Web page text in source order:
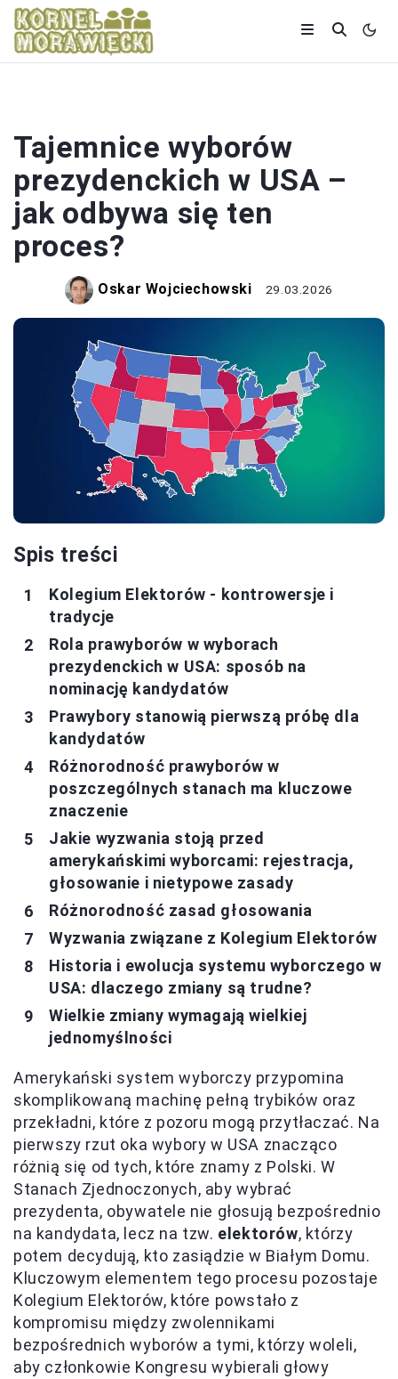
Tajemnice wyborów
prezydenckich w USA –
jak odbywa się ten
proces?
Oskar Wojciechowski 29.03.2026
Spis treści
Kolegium Elektorów - kontrowersje i
tradycje
Rola prawyborów w wyborach
prezydenckich w USA: sposób na
nominację kandydatów
Prawybory stanowią pierwszą próbę dla
kandydatów
Różnorodność prawyborów w
poszczególnych stanach ma kluczowe
znaczenie
Jakie wyzwania stoją przed
amerykańskimi wyborcami: rejestracja,
głosowanie i nietypowe zasady
Różnorodność zasad głosowania
Wyzwania związane z Kolegium Elektorów
Historia i ewolucja systemu wyborczego w
USA: dlaczego zmiany są trudne?
Wielkie zmiany wymagają wielkiej
jednomyślności
Amerykański system wyborczy przypomina
skomplikowaną machinę pełną trybików oraz
przekładni, które z pozoru mogą przytłaczać. Na
pierwszy rzut oka wybory w USA znacząco
różnią się od tych, które znamy z Polski. W
Stanach Zjednoczonych, aby wybrać
prezydenta, obywatele nie głosują bezpośrednio
na kandydata, lecz na tzw. elektorów, którzy
potem decydują, kto zasiądzie w Białym Domu.
Kluczowym elementem tego procesu pozostaje
Kolegium Elektorów, które powstało z
kompromisu między zwolennikami
bezpośrednich wyborów a tymi, którzy woleli,
aby członkowie Kongresu wybierali głowy